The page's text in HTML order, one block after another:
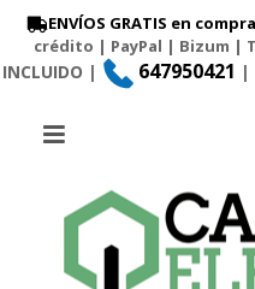
ENVÍOS GRATIS en
crédito | PayPal | Bizum |
INCLUIDO |
647950421 |
Menú